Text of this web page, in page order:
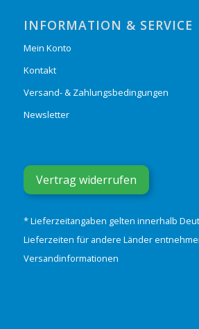
INFORMATION & SERVICE
Mein Konto
Kontakt
Versand- & Zahlungsbedingungen
Newsletter
Vertrag widerrufen
* Lieferzeitangaben gelten innerhalb
Lieferzeiten für andere Länder
Versandinformationen